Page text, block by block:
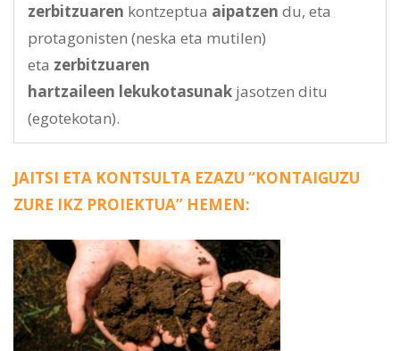
zerbitzuaren kontzeptua aipatzen du, eta
protagonisten (neska eta mutilen)
eta zerbitzuaren
hartzaileen lekukotasunak jasotzen ditu
(egotekotan).
JAITSI ETA KONTSULTA EZAZU “KONTAIGUZU
ZURE IKZ PROIEKTUA” HEMEN: